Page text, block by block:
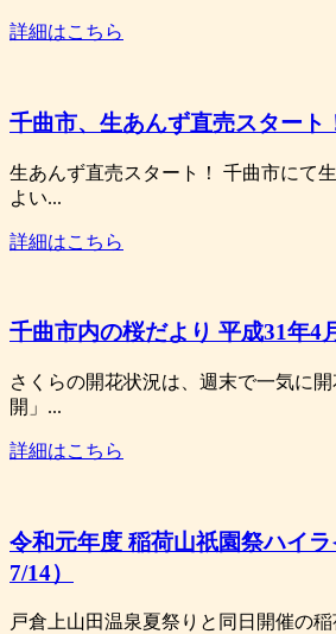
詳細はこちら
千曲市、生あんず直売スタート
生あんず直売スタート！ 千曲市にて
よい...
詳細はこちら
千曲市内の桜だより 平成31年4
さくらの開花状況は、週末で一気に
開」...
詳細はこちら
令和元年度 稲荷山祇園祭ハイラ
7/14）
戸倉上山田温泉夏祭りと同日開催の